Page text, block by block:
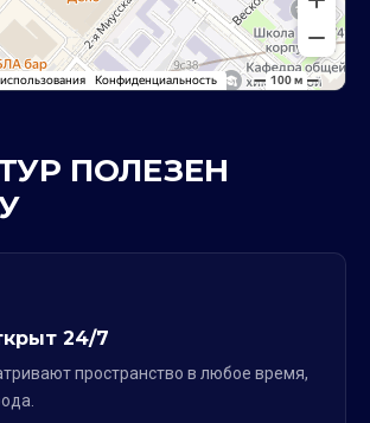
ПОЛЕЗЕН
24/7
пространство в любое время,